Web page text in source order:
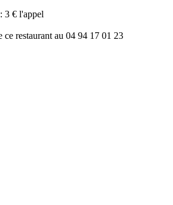
3 € l'appel
ce restaurant au 04 94 17 01 23